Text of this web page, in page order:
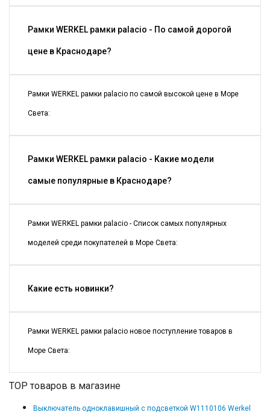
Рамки WERKEL рамки palacio - По самой дорогой
цене в Краснодаре?
Рамки WERKEL рамки palacio по самой высокой цене в Море
Света:
Рамки WERKEL рамки palacio - Какие модели
самые популярные в Краснодаре?
Рамки WERKEL рамки palacio - Список самых популярных
моделей среди покупателей в Море Света:
Какие есть новинки?
Рамки WERKEL рамки palacio новое поступление товаров в
Море Света:
TOP товаров в магазине
Выключатель одноклавишный с подсветкой W1110106 Werkel